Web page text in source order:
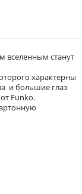
станут
характерны
и большие глаз
Funko.